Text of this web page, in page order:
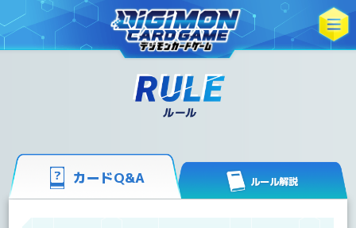
カードQ&A ルール解説